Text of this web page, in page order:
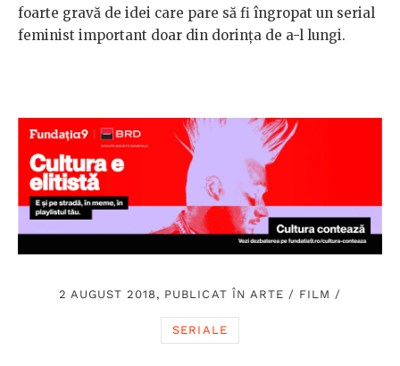
foarte gravă de idei care pare să fi îngropat un serial
feminist important doar din dorința de a-l lungi.
2 AUGUST 2018, PUBLICAT ÎN ARTE / FILM /
SERIALE